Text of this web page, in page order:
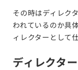
その時はディレク
われているのか具
ィレクターとして
ディレクタ